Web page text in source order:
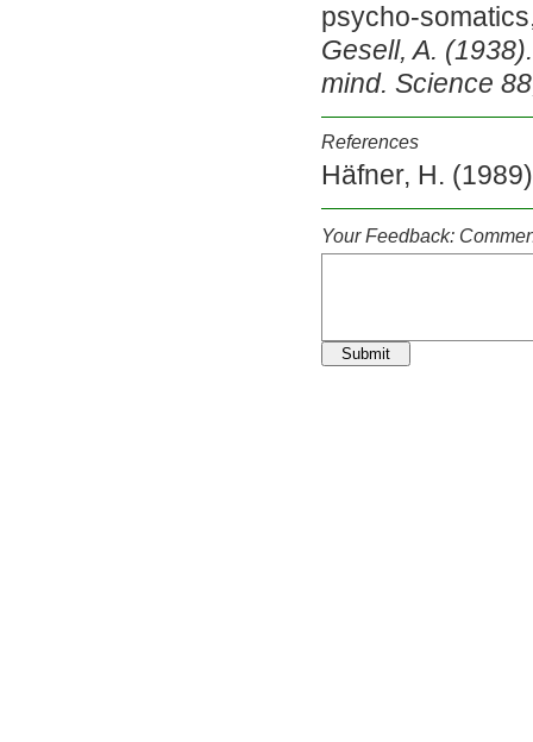
psycho-
Gesell, A.
mind. Science
References
Häfner, H.
Your Feedback:
Submit